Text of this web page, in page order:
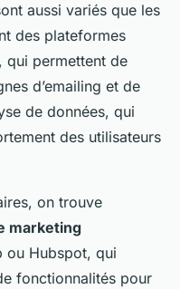
aussi variés que les
des plateformes
qui permettent de
d’emailing et de
de données, qui
des utilisateurs
on trouve
marketing
ou Hubspot, qui
fonctionnalités pour